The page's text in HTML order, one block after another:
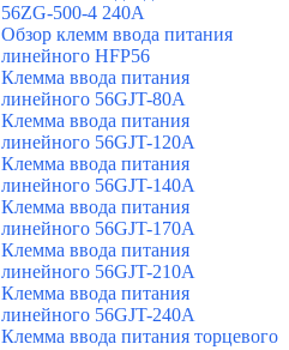
56ZG-500-4 240A
Обзор клемм ввода питания
линейного HFP56
Клемма ввода питания
линейного 56GJT-80A
Клемма ввода питания
линейного 56GJT-120A
Клемма ввода питания
линейного 56GJT-140A
Клемма ввода питания
линейного 56GJT-170A
Клемма ввода питания
линейного 56GJT-210A
Клемма ввода питания
линейного 56GJT-240A
Клемма ввода питания торцевого